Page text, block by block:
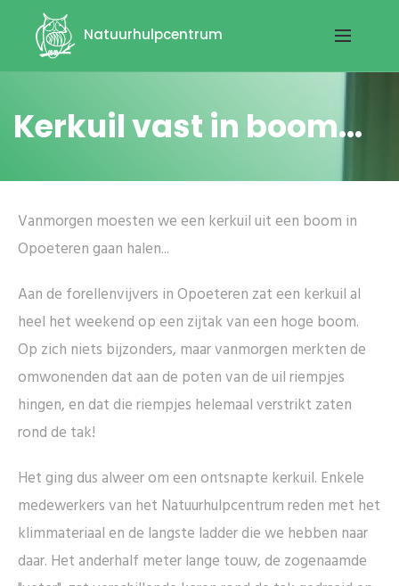
Natuurhulpcentrum
Kerkuil vast in boom...
Vanmorgen moesten we een kerkuil uit een boom in
Opoeteren gaan halen...
Aan de forellenvijvers in Opoeteren zat een kerkuil al
heel het weekend op een zijtak van een hoge boom.
Op zich niets bijzonders, maar vanmorgen merkten de
omwonenden dat aan de poten van de uil riempjes
hingen, en dat die riempjes helemaal verstrikt zaten
rond de tak!
Het ging dus alweer om een ontsnapte kerkuil. Enkele
medewerkers van het Natuurhulpcentrum reden met het
klimmateriaal en de langste ladder die we hebben naar
daar. Het anderhalf meter lange touw, de zogenaamde